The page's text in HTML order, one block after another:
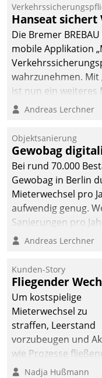
Hanseat sichert
Die Bremer
mobile Applikation
wahrzunehmen. Mit
ist nun ein weiteres
Einsatz.
Andreas Lerchner
Objektsanierung
Gewobag
Bei rund 70.000
Gewobag in Berlin
Mieterwechsel pro
aufwendig genug.
Sanierungen pro
Betreuungs- und
kommunale
gemeinsam mit der
Teilprozess der
Andreas Lerchner
Kunden-Story
Fliegender
Um kostspielige
Mieterwechsel zu
straffen, Leerstand
vorzubeugen und
wie Prozesse
vernetzen, nutzt die
Nadja Hußmann